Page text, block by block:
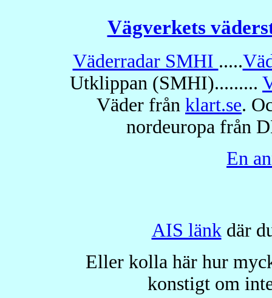
Vägverkets
Väderradar SMHI .....
Utklippan (SMHI).........
Väder från klart.se.
nordeuropa från
En
AIS länk där
Eller kolla här hur
konstigt om